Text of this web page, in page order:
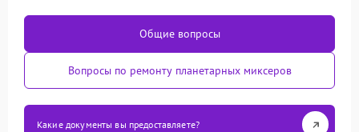
Общие вопросы
Вопросы по ремонту планетарных миксеров
Какие документы вы предоставляете?